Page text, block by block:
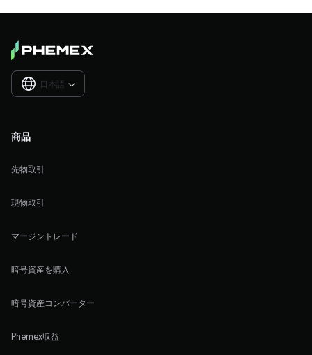
日本語 
商品
先物取引
現物取引
マージントレード
暗号資産を購入
暗号資産コンバーター
Phemex収益